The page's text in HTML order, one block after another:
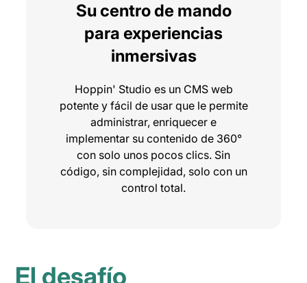
Su centro de mando
para experiencias
inmersivas
Hoppin' Studio es un CMS web
potente y fácil de usar que le permite
administrar, enriquecer e
implementar su contenido de 360°
con solo unos pocos clics. Sin
código, sin complejidad, solo con un
control total.
El desafío